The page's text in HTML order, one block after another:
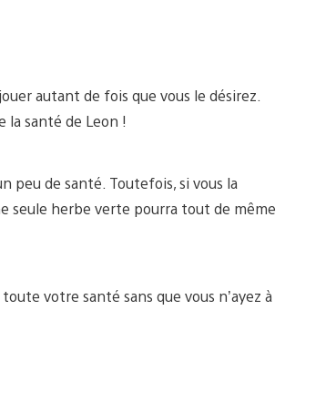
autant de fois que vous le désirez.
la santé de Leon !
peu de santé. Toutefois, si vous la
seule herbe verte pourra tout de même
votre santé sans que vous n’ayez à